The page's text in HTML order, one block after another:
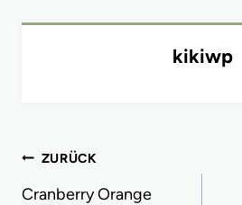
kikiwp
Beitragsnavigation
ZURÜCK
Cranberry Orange